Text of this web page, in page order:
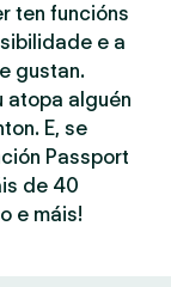
ten funcións
e a
gustan.
atopa alguén
E, se
Passport
de 40
e máis!